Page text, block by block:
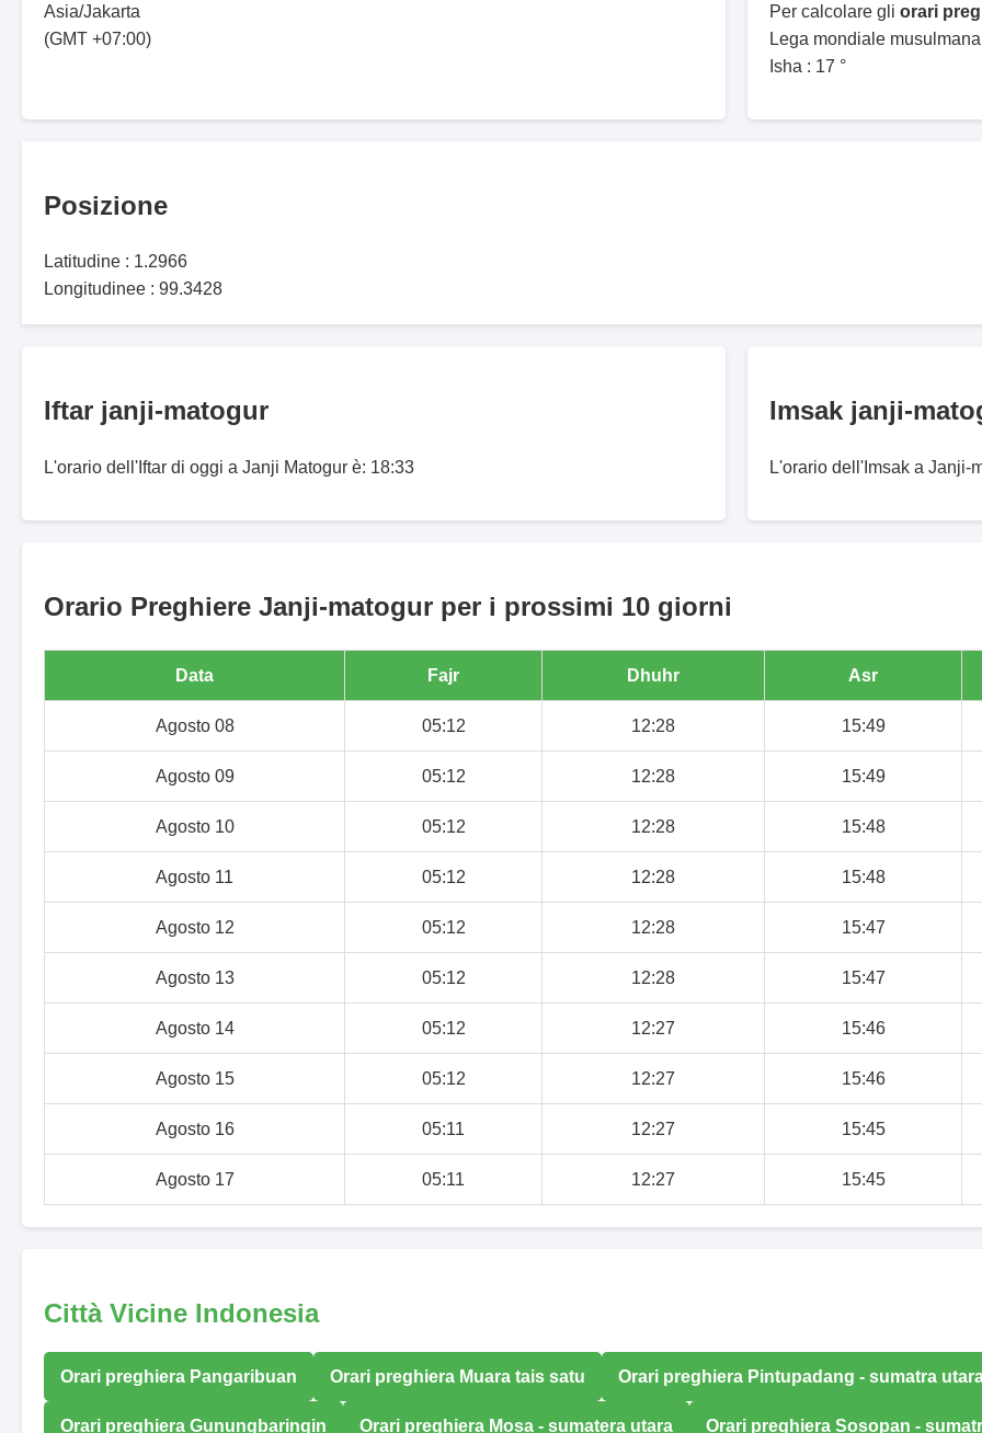
Asia/Jakarta
(GMT +07:00)
Per calcolare gli orari
Lega mondiale
Isha : 17 °
Posizione
Latitudine : 1.2966
Longitudinee : 99.3428
Iftar janji-matogur
L'orario dell'Iftar di oggi a Janji Matogur è: 18:33
Imsak janji-
L'orario dell'Imsak a Janji-
Orario Preghiere Janji-matogur per i prossimi 10 giorni
Data Fajr Dhuhr Asr
Agosto 08 05:12 12:28 15:49
Agosto 09 05:12 12:28 15:49
Agosto 10 05:12 12:28 15:48
Agosto 11 05:12 12:28 15:48
Agosto 12 05:12 12:28 15:47
Agosto 13 05:12 12:28 15:47
Agosto 14 05:12 12:27 15:46
Agosto 15 05:12 12:27 15:46
Agosto 16 05:11 12:27 15:45
Agosto 17 05:11 12:27 15:45
Città Vicine Indonesia
Orari preghiera Pangaribuan Orari preghiera Muara tais satu Orari preghiera Pintupadang - sumatra
Orari preghiera Gunungbaringin Orari preghiera Mosa - sumatera utara Orari preghiera Sosopan -